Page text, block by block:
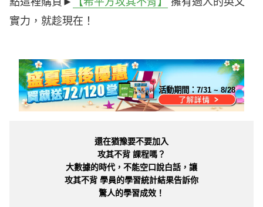
實力，就趁現在！
活動期間：7/31 ~ 8/28
還在猶豫要不要加入
攻其不背 課程嗎？
大數據的時代，不能空口說白話，讓
攻其不背 學員的學習統計結果告訴你
驚人的學習成效！